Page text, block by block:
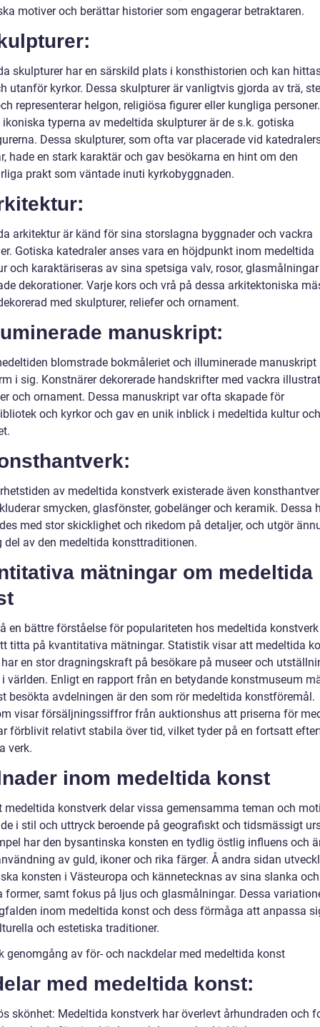
motiver och berättar historier som engagerar betraktaren.
skulpturer har en särskild plats i konsthistorien och kan
utanför kyrkor. Dessa skulpturer är vanligtvis gjorda av trä,
representerar helgon, religiösa figurer eller kungliga
ikoniska typerna av medeltida skulpturer är de s.k. gotiska
Dessa skulpturer, som ofta var placerade vid
hade en stark karaktär och gav besökarna en hint om den
prakt som väntade inuti kyrkobyggnaden.
arkitektur är känd för sina storslagna byggnader och vackra
Gotiska katedraler anses vara en höjdpunkt inom medeltida
och karaktäriseras av sina spetsiga valv, rosor,
dekorationer. Varje kors och vrå på dessa arkitektoniska
med skulpturer, reliefer och ornament.
manuskript:
blomstrade bokmåleriet och illuminerade manuskript
i sig. Konstnärer dekorerade handskrifter med vackra
och ornament. Dessa manuskript var ofta skapade för
och kyrkor och gav en unik inblick i medeltida kultur och
av medeltida konstverk existerade även
smycken, glasfönster, gobelänger och keramik. Dessa
med stor skicklighet och rikedom på detaljer, och utgör
del av den medeltida konsttraditionen.
mätningar om medeltida
en bättre förståelse för populariteten hos medeltida
titta på kvantitativa mätningar. Statistik visar att medeltida
en stor dragningskraft på besökare på museer och
världen. Enligt en rapport från en betydande konstmuseum
besökta avdelningen är den som rör medeltida konstföremål.
visar försäljningssiffror från auktionshus att priserna för
förblivit relativt stabila över tid, vilket tyder på en fortsatt
verk.
inom medeltida konst
medeltida konstverk delar vissa gemensamma teman och
i stil och uttryck beroende på geografiskt och tidsmässigt
har den bysantinska konsten en tydlig östlig influens och
av guld, ikoner och rika färger. Å andra sidan
konsten i Västeuropa och kännetecknas av sina slanka och
former, samt fokus på ljus och glasmålningar. Dessa
inom medeltida konst och dess förmåga att anpassa
och estetiska traditioner.
genomgång av för- och nackdelar med medeltida konst
med medeltida konst:
skönhet: Medeltida konstverk har överlevt århundraden och